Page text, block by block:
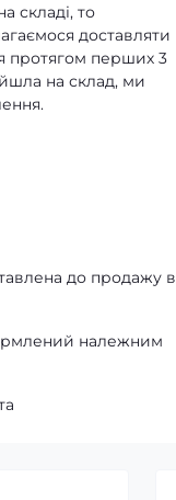
складі, то
доставляти
протягом перших 3
на склад, ми
​​до продажу в
належним